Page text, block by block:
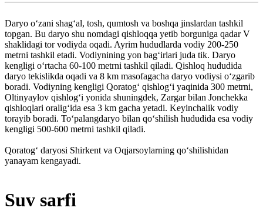
Daryo oʻzani shagʻal, tosh, qumtosh va boshqa jinslardan tashkil
topgan. Bu daryo shu nomdagi qishloqqa yetib borguniga qadar V
shaklidagi tor vodiyda oqadi. Ayrim hududlarda vodiy 200-250
metrni tashkil etadi. Vodiynining yon bagʻirlari juda tik. Daryo
kengligi oʻrtacha 60-100 metrni tashkil qiladi. Qishloq hududida
daryo tekislikda oqadi va 8 km masofagacha daryo vodiysi oʻzgarib
boradi. Vodiyning kengligi Qoratogʻ qishlogʻi yaqinida 300 metrni,
Oltinyaylov qishlogʻi yonida shuningdek, Zargar bilan Jonchekka
qishloqlari oraligʻida esa 3 km gacha yetadi. Keyinchalik vodiy
torayib boradi. Toʻpalangdaryo bilan qoʻshilish hududida esa vodiy
kengligi 500-600 metrni tashkil qiladi.
Qoratogʻ daryosi Shirkent va Oqjarsoylarning qoʻshilishidan
yanayam kengayadi.
Suv sarfi